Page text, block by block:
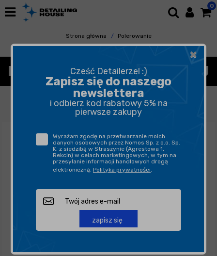
0
Strona główna
Polerowanie
Akcesoria Polerskie
Mierniki Lakieru
MIERNIKI GRUBOŚCI LAKIERU
FILTROWANIE SORTUJ
×
Cześć Detailerze! :)
Zapisz się do naszego
newslettera
i odbierz kod rabatowy 5% na
pierwsze zakupy
Wyrażam zgodę na przetwarzanie moich
danych osobowych przez Nomos Sp. z o.o. Sp.
K. z siedzibą w Straszynie (Agrestowa 1,
Rekcin) w celach marketingowych, w tym na
przesyłanie informacji handlowych drogą
elektroniczną. Polityka prywatności.
zapisz się